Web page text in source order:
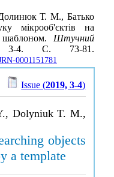
Т. М., Батько
мікрооб'єктів на
шаблоном. Штучний
С. 73-81.
0001151781
Issue (2019, 3-4)
Dolyniuk T. M.,
objects
a template